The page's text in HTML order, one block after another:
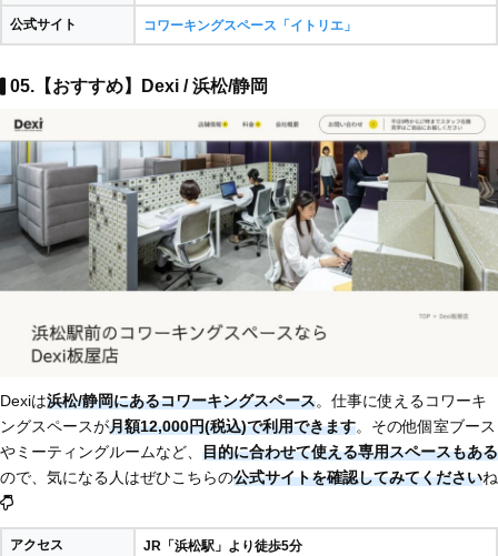
公式サイト コワーキングスペース「イトリエ」
05.【おすすめ】Dexi / 浜松/静岡
Dexiは浜松/静岡にあるコワーキングスペース。仕事に使えるコワーキ
ングスペースが月額12,000円(税込)で利用できます。その他個室ブース
やミーティングルームなど、 目的に合わせて使える専用スペースもある
ので、気になる人はぜひこちらの公式サイトを確認してみてくださいね
アクセス JR「浜松駅」より徒歩5分